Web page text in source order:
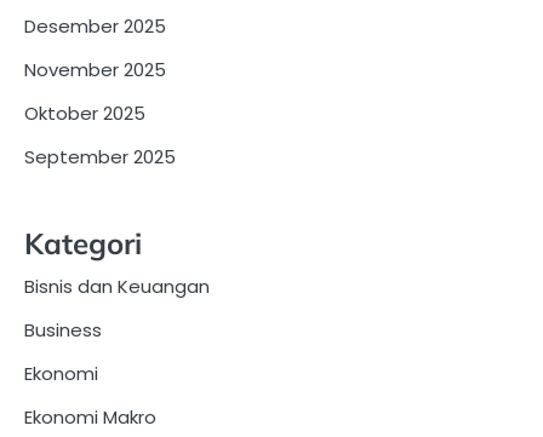
Desember 2025
November 2025
Oktober 2025
September 2025
Kategori
Bisnis dan Keuangan
Business
Ekonomi
Ekonomi Makro